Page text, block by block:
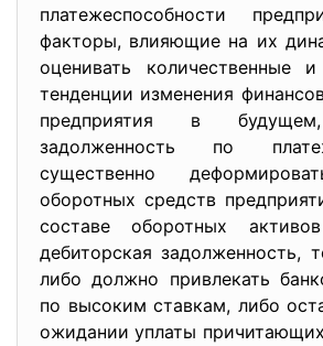
платежеспособности
факторы, влияющие на их
оценивать количественные и
тенденции изменения
предприятия в
задолженность по
существенно
оборотных средств
составе оборотных
дебиторская задолженность,
либо должно привлекать
по высоким ставкам, либо
ожидании уплаты